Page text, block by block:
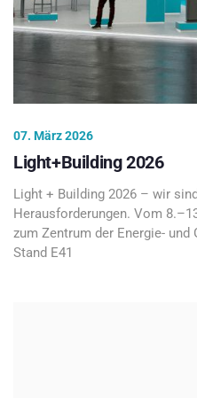
07. März 2026
Light+Building 2026
Light + Building 2026 – wir
Herausforderungen. Vom
zum Zentrum der Energie-
Stand E41